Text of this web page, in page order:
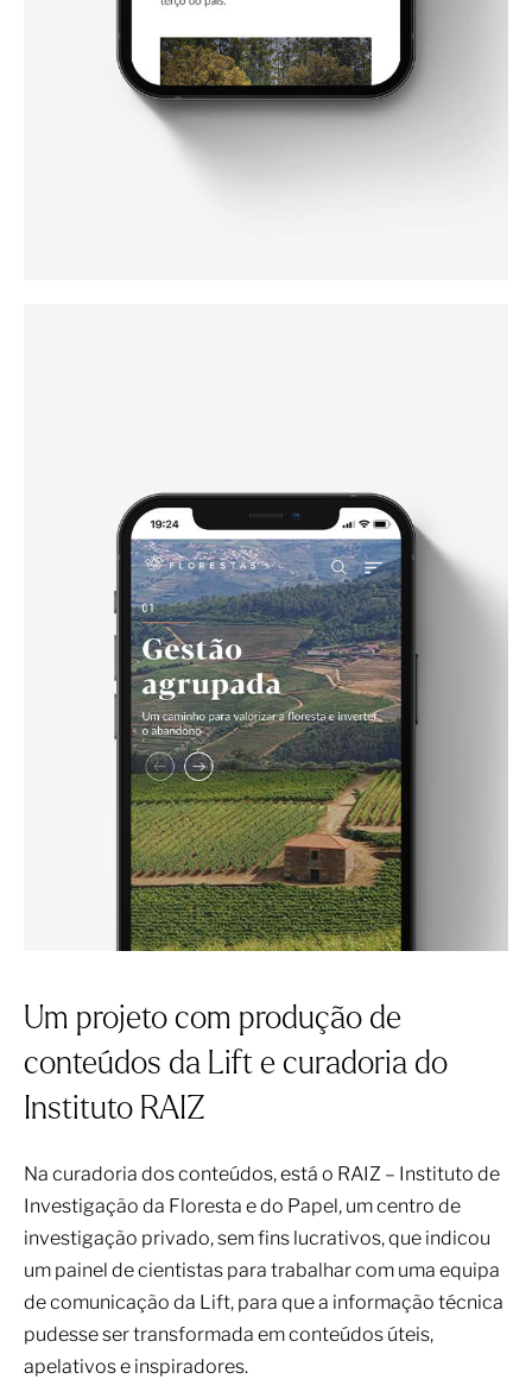
Um projeto com produção de
conteúdos da Lift e curadoria do
Instituto RAIZ
Na curadoria dos conteúdos, está o RAIZ – Instituto de
Investigação da Floresta e do Papel, um centro de
investigação privado, sem fins lucrativos, que indicou
um painel de cientistas para trabalhar com uma equipa
de comunicação da Lift, para que a informação técnica
pudesse ser transformada em conteúdos úteis,
apelativos e inspiradores.